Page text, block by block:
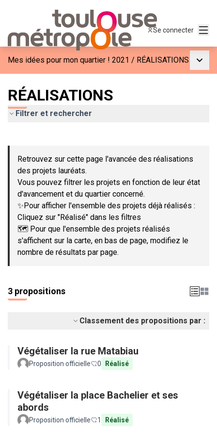
Se connecter
Mes idées pour mon quartier ! 2021 / RÉALISATIONS
RÉALISATIONS
Filtrer et rechercher
−
Retrouvez sur cette page l'avancée des réalisations
des projets lauréats.
Vous pouvez filtrer les projets en fonction de leur état
d'avancement et du quartier concerné.
✨Pour afficher l'ensemble des projets déjà réalisés :
Cliquez sur "Réalisé" dans les filtres
🗺️ Pour que l'ensemble des projets réalisés
s'affichent sur la carte, en bas de page, modifiez le
nombre de résultats par page.
3 propositions
Classement des propositions par :
Végétaliser la rue Matabiau
Proposition officielle 0 Réalisé
Végétaliser la place Bachelier et ses
abords
Proposition officielle 1 Réalisé